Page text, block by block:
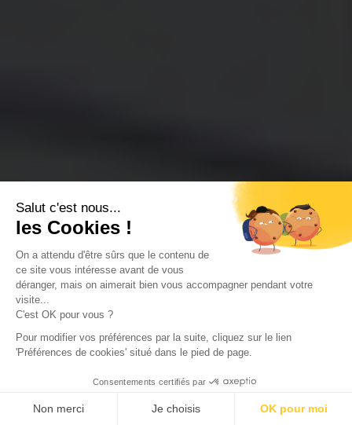
Salut c'est nous...
les Cookies !
On a attendu d'être sûrs que le contenu de
ce site vous intéresse avant de vous
déranger, mais on aimerait bien vous accompagner pendant votre
visite...
C'est OK pour vous ?
Pour modifier vos préférences par la suite, cliquez sur le lien
'Préférences de cookies' situé dans le pied de page.
Consentements certifiés par
Non merci Je choisis OK pour moi